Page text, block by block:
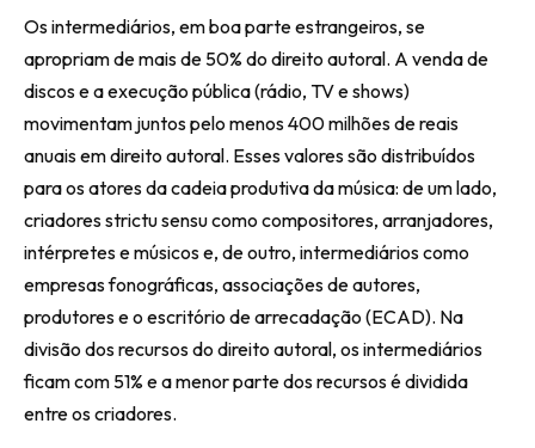
Os intermediários, em boa parte estrangeiros, se
apropriam de mais de 50% do direito autoral. A venda de
discos e a execução pública (rádio, TV e shows)
movimentam juntos pelo menos 400 milhões de reais
anuais em direito autoral. Esses valores são distribuídos
para os atores da cadeia produtiva da música: de um lado,
criadores strictu sensu como compositores, arranjadores,
intérpretes e músicos e, de outro, intermediários como
empresas fonográficas, associações de autores,
produtores e o escritório de arrecadação (ECAD). Na
divisão dos recursos do direito autoral, os intermediários
ficam com 51% e a menor parte dos recursos é dividida
entre os criadores.